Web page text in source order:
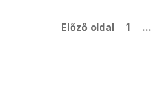
Előző oldal 1 ...